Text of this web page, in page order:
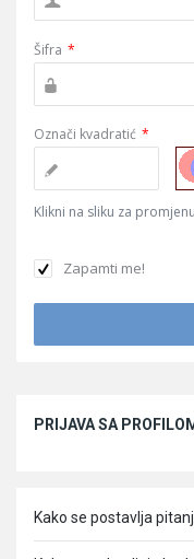
Šifra *
Označi kvadratić *
Klikni na sliku za
Zapamti me!
PRIJAVA SA
Kako se postavlja